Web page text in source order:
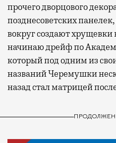
прочего дворцового
позднесоветских
вокруг создают хрущевки
начинаю дрейф по
который под одним из
названий Черемушки
назад стал матрицей